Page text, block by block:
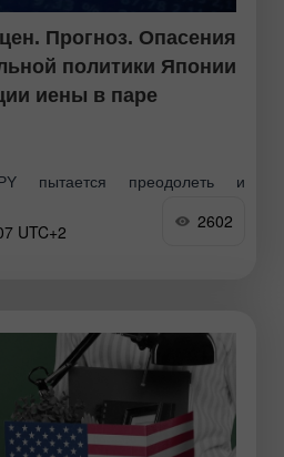
Прогноз. Опасения
политики Японии
иены в паре
пытается преодолеть и
уровня 213,00, испытывает
ростом. Доллар США
UTC+2
2602